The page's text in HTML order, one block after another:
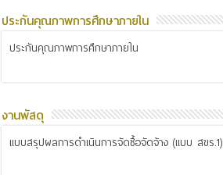
ประกันคุณภาพการศึกษาภายใน
ประกันคุณภาพการศึกษาภายใน
งานพัสดุ
แบบสรุปผลการดำเนินการจัดซื้อจัดจ้าง (แบบ สขร.1)